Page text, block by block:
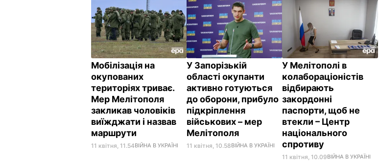
Мобілізація на
окупованих
територіях триває.
Мер Мелітополя
закликав чоловіків
виїжджати і назвав
маршрути
11 квітня, 11.54ВІЙНА В УКРАЇНІ
У Запорізькій
області окупанти
активно готуються
до оборони, прибуло
підкріплення
військових – мер
Мелітополя
11 квітня, 10.58ВІЙНА В УКРАЇНІ
У Мелітополі в
колабораціоністів
відбирають
закордонні
паспорти, щоб не
втекли – Центр
національного
спротиву
11 квітня, 10.09ВІЙНА В УКРАЇНІ